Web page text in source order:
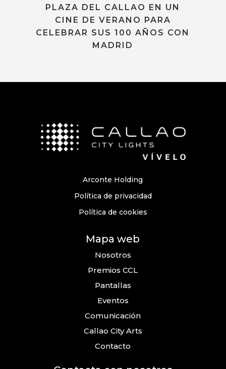
PLAZA DEL CALLAO EN UN
CINE DE VERANO PARA
CELEBRAR SUS 100 AÑOS CON
MADRID
Arconte Holding
Política de privacidad
Política de cookies
Mapa web
Nosotros
Premios CCL
Pantallas
Eventos
Comunicación
Callao City Arts
Contacto